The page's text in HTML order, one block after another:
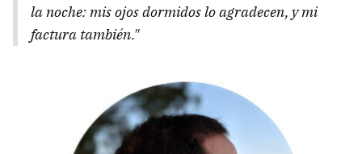
la noche: mis ojos dormidos lo agradecen, y mi
factura también."